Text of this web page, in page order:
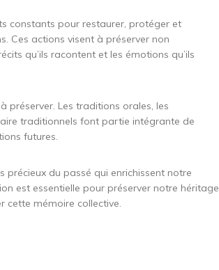
constants pour restaurer, protéger et
Ces actions visent à préserver non
qu’ils racontent et les émotions qu’ils
Les traditions orales, les
traditionnels font partie intégrante de
futures.
précieux du passé qui enrichissent notre
est essentielle pour préserver notre héritage
cette mémoire collective.